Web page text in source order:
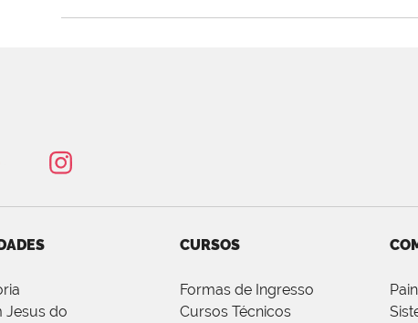
Jesus do
CURSOS
Formas de Ingresso
Cursos Técnicos